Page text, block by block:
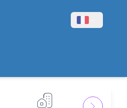
Menù lingue